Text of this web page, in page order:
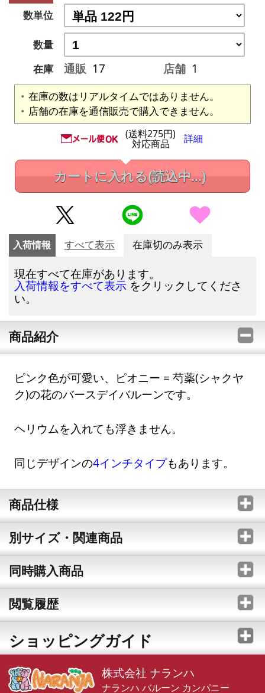
数単位
数量
在庫
通販 17 店舗 1
在庫の数はリアルタイムではありません。
店舗の在庫を通信販売で購入できません。
(送料275円)
対応商品 詳細
カートに入れる(読込中...)
入荷情報 すべて表示 在庫切のみ表示
現在すべて在庫があります。
入荷情報をすべて表示 をクリックしてくださ
い。
商品紹介
ピンク色が可愛い、ピオニー = 芍薬(シャクヤ
ク)の花のバースデイバルーンです。
ヘリウムを入れても浮きません。
同じデザインの4インチタイプもあります。
商品仕様
別サイズ・関連商品
同時購入商品
閲覧履歴
ショッピングガイド
株式会社 ナランハ
ナランハ バルーン カンパニー